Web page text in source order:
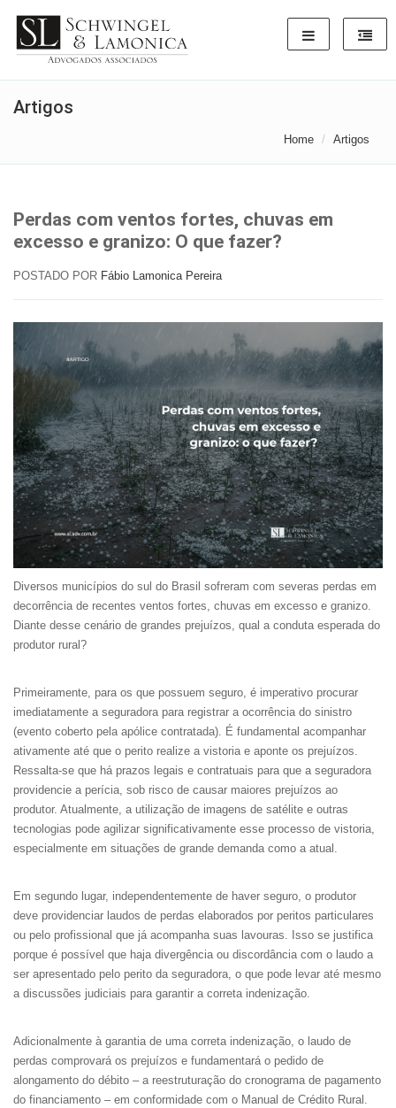
Artigos
Home Artigos
Perdas com ventos fortes, chuvas em
excesso e granizo: O que fazer?
POSTADO POR Fábio Lamonica Pereira
Diversos municípios do sul do Brasil sofreram com severas perdas em
decorrência de recentes ventos fortes, chuvas em excesso e granizo.
Diante desse cenário de grandes prejuízos, qual a conduta esperada do
produtor rural?
Primeiramente, para os que possuem seguro, é imperativo procurar
imediatamente a seguradora para registrar a ocorrência do sinistro
(evento coberto pela apólice contratada). É fundamental acompanhar
ativamente até que o perito realize a vistoria e aponte os prejuízos.
Ressalta-se que há prazos legais e contratuais para que a seguradora
providencie a perícia, sob risco de causar maiores prejuízos ao
produtor. Atualmente, a utilização de imagens de satélite e outras
tecnologias pode agilizar significativamente esse processo de vistoria,
especialmente em situações de grande demanda como a atual.
Em segundo lugar, independentemente de haver seguro, o produtor
deve providenciar laudos de perdas elaborados por peritos particulares
ou pelo profissional que já acompanha suas lavouras. Isso se justifica
porque é possível que haja divergência ou discordância com o laudo a
ser apresentado pelo perito da seguradora, o que pode levar até mesmo
a discussões judiciais para garantir a correta indenização.
Adicionalmente à garantia de uma correta indenização, o laudo de
perdas comprovará os prejuízos e fundamentará o pedido de
alongamento do débito – a reestruturação do cronograma de pagamento
do financiamento – em conformidade com o Manual de Crédito Rural.